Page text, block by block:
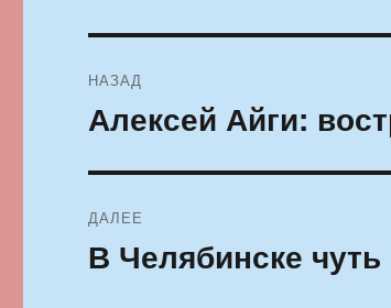
по
НАЗАД
Предыдущая
Алексей Айги:
ДАЛЕЕ
Следующая
В Челябинске